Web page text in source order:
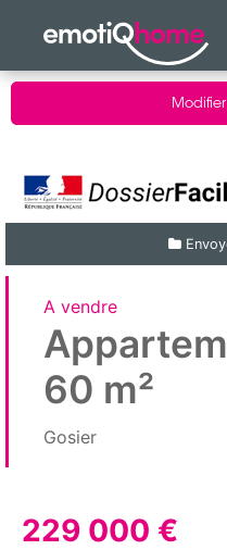
A vendre
60 m²
Gosier
229 000 €